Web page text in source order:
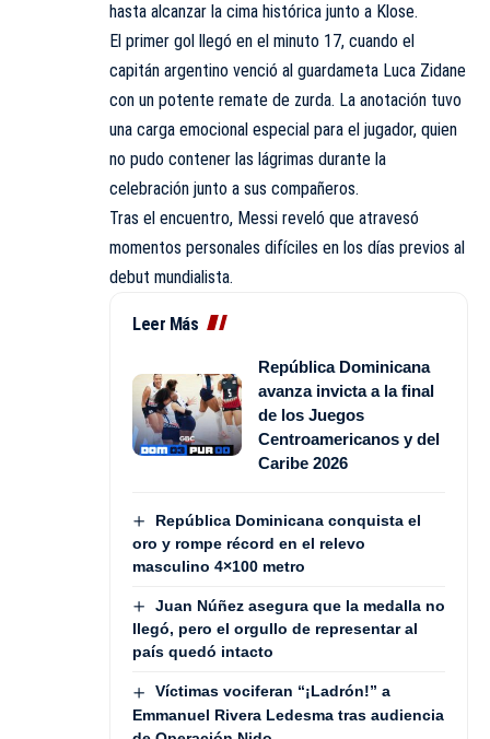
hasta alcanzar la cima histórica junto a Klose.
El primer gol llegó en el minuto 17, cuando el
capitán argentino venció al guardameta Luca Zidane
con un potente remate de zurda. La anotación tuvo
una carga emocional especial para el jugador, quien
no pudo contener las lágrimas durante la
celebración junto a sus compañeros.
Tras el encuentro, Messi reveló que atravesó
momentos personales difíciles en los días previos al
debut mundialista.
Leer Más
República Dominicana
avanza invicta a la final
de los Juegos
Centroamericanos y del
Caribe 2026
República Dominicana conquista el
oro y rompe récord en el relevo
masculino 4×100 metro
Juan Núñez asegura que la medalla no
llegó, pero el orgullo de representar al
país quedó intacto
Víctimas vociferan “¡Ladrón!” a
Emmanuel Rivera Ledesma tras audiencia